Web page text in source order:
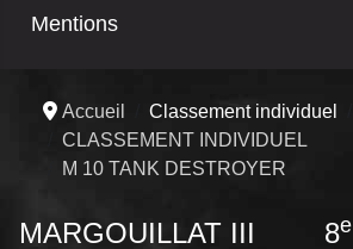
Mentions
Accueil Classement individuel
CLASSEMENT INDIVIDUEL
M 10 TANK DESTROYER
MARGOUILLAT III 8e